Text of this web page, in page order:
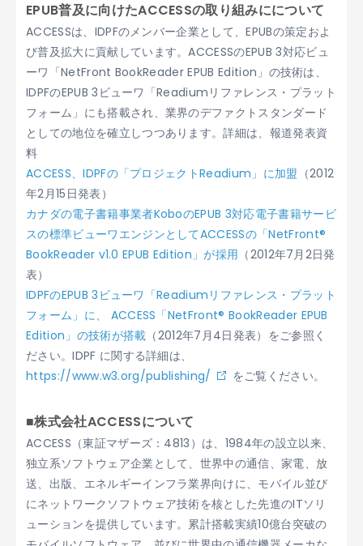
EPUB普及に向けたACCESSの取り組みにについて
ACCESSは、IDPFのメンバー企業として、EPUBの策定およ
び普及拡大に貢献しています。ACCESSのEPUB 3対応ビュ
ーワ「NetFront BookReader EPUB Edition」の技術は、
IDPFのEPUB 3ビューワ「Readiumリファレンス・プラット
フォーム」にも搭載され、業界のデファクトスタンダード
としての地位を確立しつつあります。詳細は、報道発表資
料
ACCESS、IDPFの「プロジェクトReadium」に加盟 （2012
年2月15日発表）
カナダの電子書籍事業者KoboのEPUB 3対応電子書籍サービ
スの標準ビューワエンジンとしてACCESSの「NetFront®
BookReader v1.0 EPUB Edition」が採用 （2012年7月2日発
表）
IDPFのEPUB 3ビューワ「Readiumリファレンス・プラット
フォーム」に、 ACCESS「NetFront® BookReader EPUB
Edition」の技術が搭載 （2012年7月4日発表）をご参照く
ださい。IDPF に関する詳細は、
https://www.w3.org/publishing/
をご覧ください。
■株式会社ACCESSについて
ACCESS（東証マザーズ：4813）は、1984年の設立以来、
独立系ソフトウェア企業として、世界中の通信、家電、放
送、出版、エネルギーインフラ業界向けに、モバイル並び
にネットワークソフトウェア技術を核とした先進のITソリ
ューションを提供しています。累計搭載実績10億台突破の